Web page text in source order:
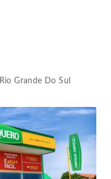
Rio Grande Do Sul